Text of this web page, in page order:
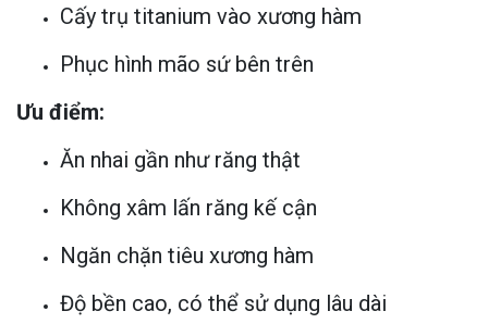
Cấy trụ titanium vào xương hàm
Phục hình mão sứ bên trên
Ưu điểm:
Ăn nhai gần như răng thật
Không xâm lấn răng kế cận
Ngăn chặn tiêu xương hàm
Độ bền cao, có thể sử dụng lâu dài